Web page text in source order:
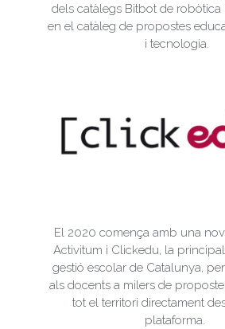
dels catàlegs Bitbot de robòtica
en el catàleg de propostes
i tecnologia.
El 2020 comença amb una
Activitum i Clickedu, la
gestió escolar de Catalunya, per
als docents a milers de
tot el territori directament
plataforma.